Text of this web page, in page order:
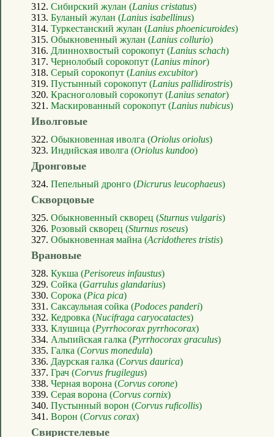
312. Сибирский жулан (Lanius cristatus)
313. Буланый жулан (Lanius isabellinus)
314. Туркестанский жулан (Lanius phoenicuroides)
315. Обыкновенный жулан (Lanius collurio)
316. Длиннохвостый сорокопут (Lanius schach)
317. Чернолобый сорокопут (Lanius minor)
318. Серый сорокопут (Lanius excubitor)
319. Пустынный сорокопут (Lanius pallidirostris)
320. Красноголовый сорокопут (Lanius senator)
321. Маскированный сорокопут (Lanius nubicus)
Иволговые
322. Обыкновенная иволга (Oriolus oriolus)
323. Индийская иволга (Oriolus kundoo)
Дронговые
324. Пепельный дронго (Dicrurus leucophaeus)
Скворцовые
325. Обыкновенный скворец (Sturnus vulgaris)
326. Розовый скворец (Sturnus roseus)
327. Обыкновенная майна (Acridotheres tristis)
Врановые
328. Кукша (Perisoreus infaustus)
329. Сойка (Garrulus glandarius)
330. Сорока (Pica pica)
331. Саксаульная сойка (Podoces panderi)
332. Кедровка (Nucifraga caryocatactes)
333. Клушица (Pyrrhocorax pyrrhocorax)
334. Альпийская галка (Pyrrhocorax graculus)
335. Галка (Corvus monedula)
336. Даурская галка (Corvus daurica)
337. Грач (Corvus frugilegus)
338. Черная ворона (Corvus corone)
339. Серая ворона (Corvus cornix)
340. Пустынный ворон (Corvus ruficollis)
341. Ворон (Corvus corax)
Свиристелевые